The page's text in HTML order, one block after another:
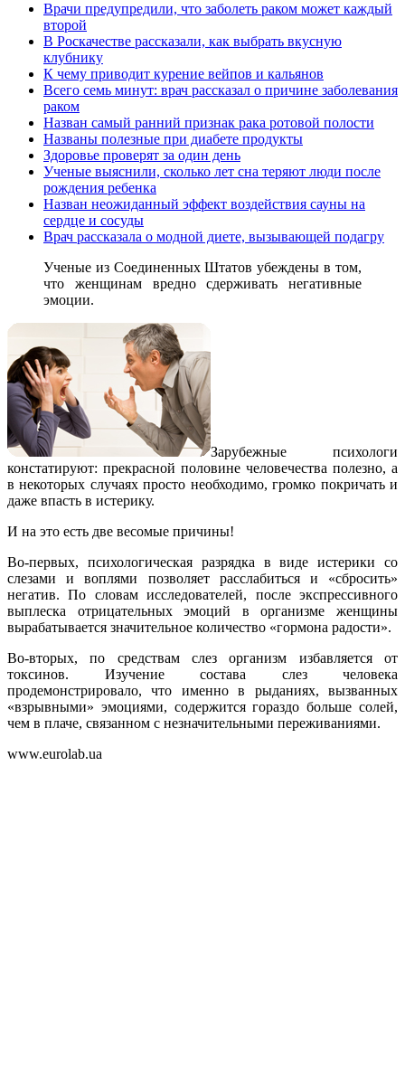
Врачи предупредили, что заболеть раком может каждый
второй
В Роскачестве рассказали, как выбрать вкусную
клубнику
К чему приводит курение вейпов и кальянов
Всего семь минут: врач рассказал о причине заболевания
раком
Назван самый ранний признак рака ротовой полости
Названы полезные при диабете продукты
Здоровье проверят за один день
Ученые выяснили, сколько лет сна теряют люди после
рождения ребенка
Назван неожиданный эффект воздействия сауны на
сердце и сосуды
Врач рассказала о модной диете, вызывающей подагру
Ученые из Соединенных Штатов убеждены в том,
что женщинам вредно сдерживать негативные
эмоции.
Зарубежные психологи
констатируют: прекрасной половине человечества полезно, а
в некоторых случаях просто необходимо, громко покричать и
даже впасть в истерику.
И на это есть две весомые причины!
Во-первых, психологическая разрядка в виде истерики со
слезами и воплями позволяет расслабиться и «сбросить»
негатив. По словам исследователей, после экспрессивного
выплеска отрицательных эмоций в организме женщины
вырабатывается значительное количество «гормона радости».
Во-вторых, по средствам слез организм избавляется от
токсинов. Изучение состава слез человека
продемонстрировало, что именно в рыданиях, вызванных
«взрывными» эмоциями, содержится гораздо больше солей,
чем в плаче, связанном с незначительными переживаниями.
www.eurolab.ua